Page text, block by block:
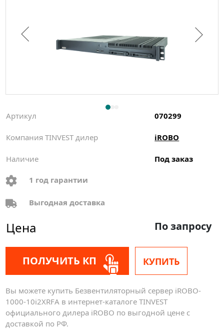
Артикул 070299
Компания TINVEST дилер iROBO
Наличие Под заказ
1 год гарантии
Выгодная доставка
Цена По запросу
ПОЛУЧИТЬ КП КУПИТЬ
Вы можете купить Безвентиляторный сервер iROBO-
1000-10i2XRFA в интернет-каталоге TINVEST
официального дилера iROBO по выгодной цене с
доставкой по РФ.